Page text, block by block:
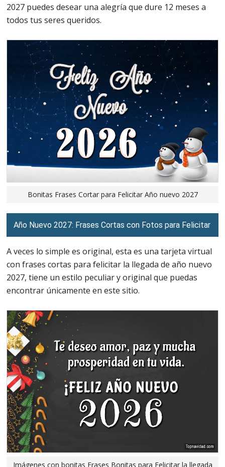
2027 puedes desear una alegría que dure 12 meses a
todos tus seres queridos.
Bonitas Frases Cortar para Felicitar Año nuevo 2027
Año Nuevo 2027: Frases Cortas con Fotos para Felicitar
A veces lo simple es original, esta es una tarjeta virtual
con frases cortas para felicitar la llegada de año nuevo
2027, tiene un estilo peculiar y original que puedas
encontrar únicamente en este sitio.
Imágenes con bonitas Frases Bonitas para Felicitar la llegada